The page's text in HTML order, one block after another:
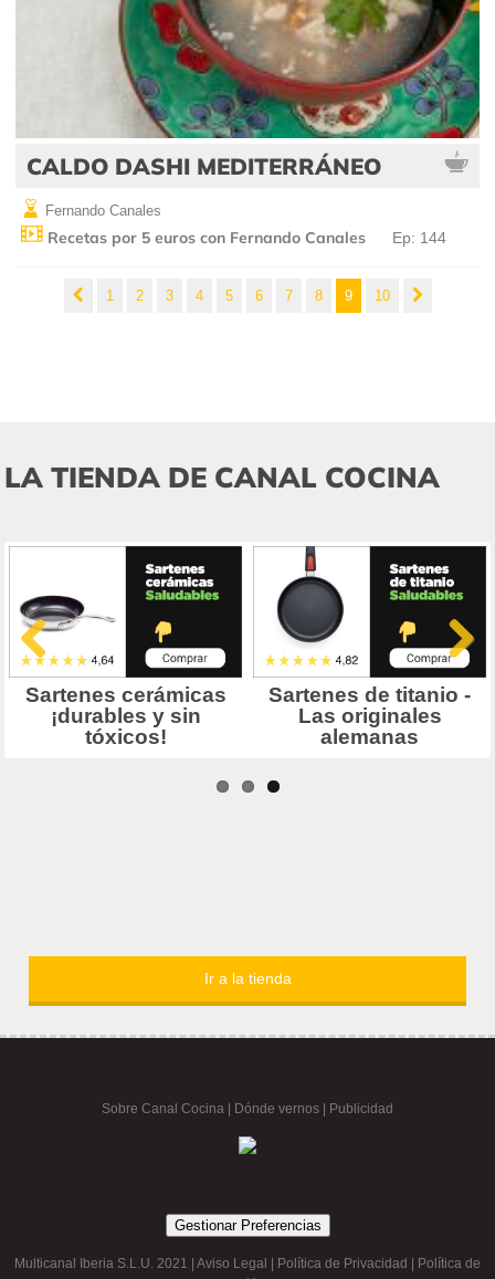
CALDO DASHI MEDITERRÁNEO
Fernando Canales
Recetas por 5 euros con Fernando Canales Ep: 144
1 2 3 4 5 6 7 8 9 10
LA TIENDA DE CANAL COCINA
Ir a la tienda
Sobre Canal Cocina Dónde vernos | Publicidad
Gestionar Preferencias
Multicanal Iberia S.L.U. 2021 | Aviso Legal Política de Privacidad
Política de